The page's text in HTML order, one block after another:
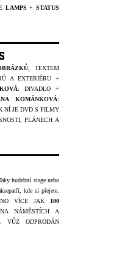
LAMPS +STATUS
, TEXTEM
A EXTERIÉRU +
: DIVADLO +
KOMÁNKOVÁ:
NÍ JE DVD S FILMY
PLÁNECH A
hudební stage nebo
kde si přejete.
VÍCE JAK 100
NÁMĚSTÍCH A
VŮZ ODPRODÁN